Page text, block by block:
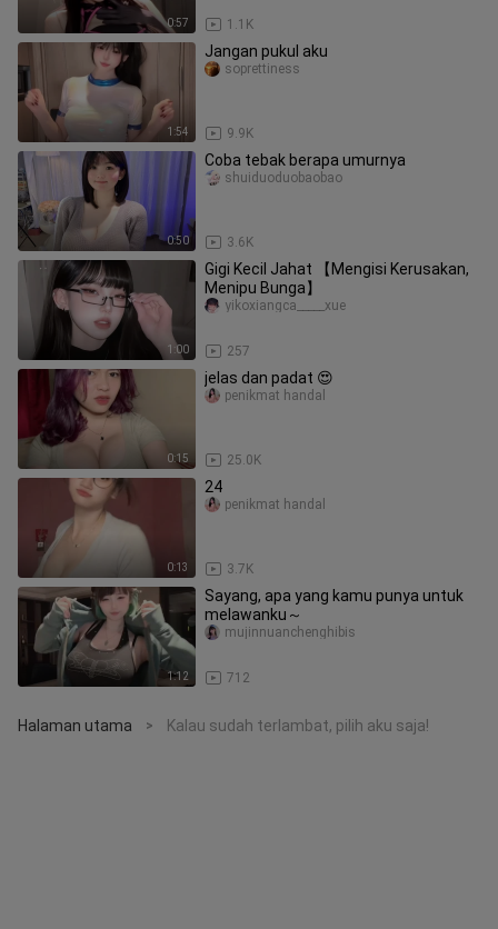
0:57 1.1K
1:54
Jangan pukul aku
9.9K
soprettiness
0:50
Coba tebak berapa umurnya
3.6K
shuiduoduobaobao
1:00
Gigi Kecil Jahat 【Mengisi Kerusakan,
Menipu Bunga】
257
yikoxiangca_____xue
0:15
jelas dan padat 😍
25.0K
penikmat handal
0:13
24
3.7K
penikmat handal
1:12
Sayang, apa yang kamu punya untuk
melawanku～
712
mujinnuanchenghibis
Halaman utama > Kalau sudah terlambat, pilih aku saja!